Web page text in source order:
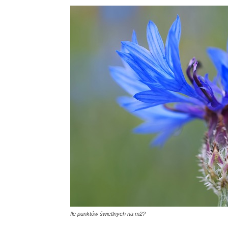
Ile punktów świetlnych na m2?